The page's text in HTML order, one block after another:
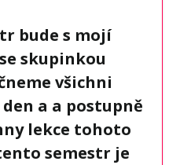
bude s mojí
skupinkou
všichni
a a postupně
lekce tohoto
semestr je